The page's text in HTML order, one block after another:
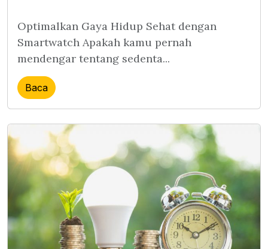
Optimalkan Gaya Hidup Sehat dengan
Smartwatch Apakah kamu pernah
mendengar tentang sedenta...
Baca